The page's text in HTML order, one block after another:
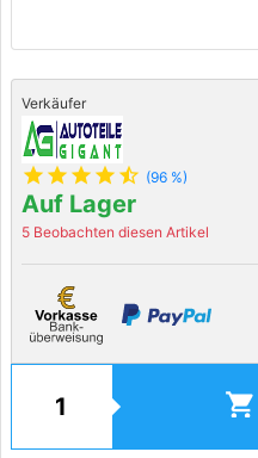
Verkäufer
star star star star star_half (96 %)
Auf Lager
5 Beobachten diesen Artikel
shopping_cart